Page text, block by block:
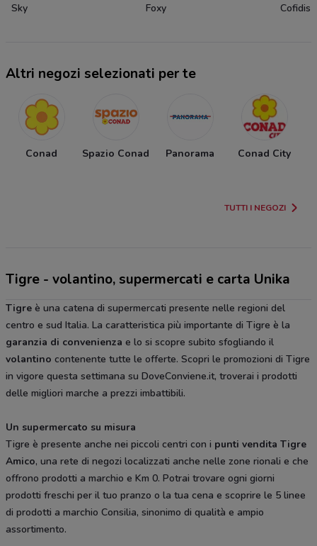
Sky Foxy Cofidis
Altri negozi selezionati per te
Conad Spazio Conad Panorama
Conad City
TUTTI I NEGOZI
Tigre - volantino, supermercati e carta Unika
Tigre è una catena di supermercati presente nelle regioni del
centro e sud Italia. La caratteristica più importante di Tigre è la
garanzia di convenienza e lo si scopre subito sfogliando il
volantino contenente tutte le offerte. Scopri le promozioni di Tigre
in vigore questa settimana su DoveConviene.it, troverai i prodotti
delle migliori marche a prezzi imbattibili.
Un supermercato su misura
Tigre è presente anche nei piccoli centri con i punti vendita Tigre
Amico, una rete di negozi localizzati anche nelle zone rionali e che
offrono prodotti a marchio e Km 0. Potrai trovare ogni giorni
prodotti freschi per il tuo pranzo o la tua cena e scoprire le 5 linee
di prodotti a marchio Consilia, sinonimo di qualità e ampio
assortimento.